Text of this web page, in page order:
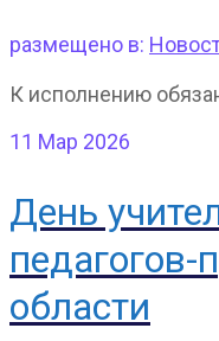
размещено в:
К исполнению
11 Мар 2026
День
педагогов-
области